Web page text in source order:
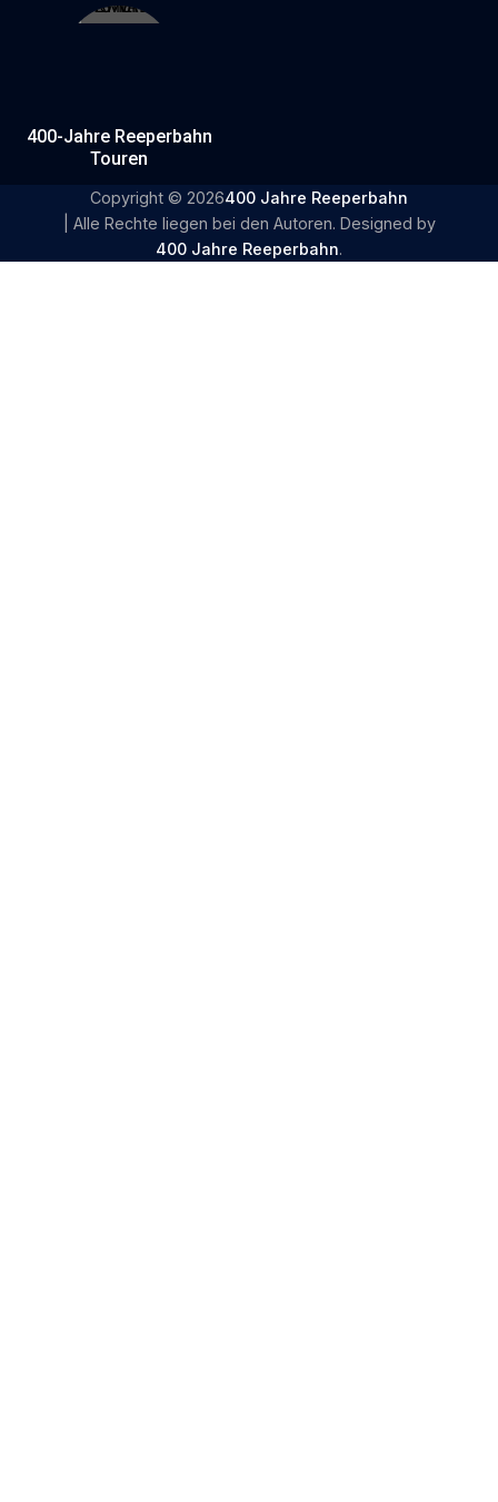
400-Jahre Reeperbahn
Touren
Copyright © 2026400 Jahre Reeperbahn
| Alle Rechte liegen bei den Autoren. Designed by
400 Jahre Reeperbahn.